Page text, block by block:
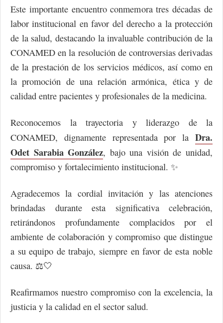
Este importante encuentro conmemora tres décadas de
labor institucional en favor del derecho a la protección
de la salud, destacando la invaluable contribución de la
CONAMED en la resolución de controversias derivadas
de la prestación de los servicios médicos, así como en
la promoción de una relación armónica, ética y de
calidad entre pacientes y profesionales de la medicina.
Reconocemos la trayectoria y liderazgo de la
CONAMED, dignamente representada por la Dra.
Odet Sarabia González, bajo una visión de unidad,
compromiso y fortalecimiento institucional. ✨
Agradecemos la cordial invitación y las atenciones
brindadas durante esta significativa celebración,
retirándonos profundamente complacidos por el
ambiente de colaboración y compromiso que distingue
a su equipo de trabajo, siempre en favor de esta noble
causa. ⚖️🤍
Reafirmamos nuestro compromiso con la excelencia, la
justicia y la calidad en el sector salud.